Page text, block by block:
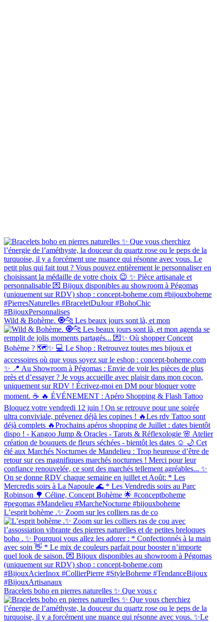
Wild & Bohème. 🧿🐆 Les beaux jours sont là, et mon
L’esprit bohème .✨ Zoom sur les colliers ras de co
Bracelets boho en pierres naturelles ✨ Que vous c